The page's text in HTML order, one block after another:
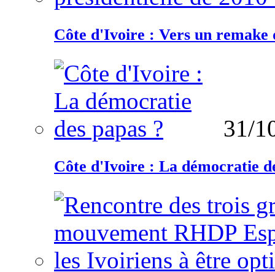
Côte d'Ivoire : Vers un remake
31/
Côte d'Ivoire : La démocratie